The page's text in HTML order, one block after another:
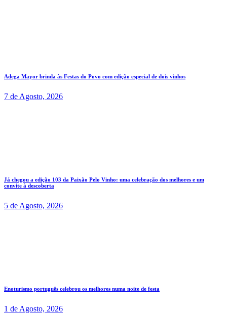
Adega Mayor brinda às Festas do Povo com edição especial de dois vinhos
7 de Agosto, 2026
Já chegou a edição 103 da Paixão Pelo Vinho: uma celebração dos melhores e um
convite à descoberta
5 de Agosto, 2026
Enoturismo português celebrou os melhores numa noite de festa
1 de Agosto, 2026